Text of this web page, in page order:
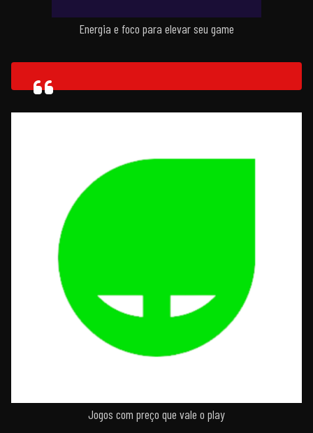
Energia e foco para elevar seu game
Jogos com preço que vale o play